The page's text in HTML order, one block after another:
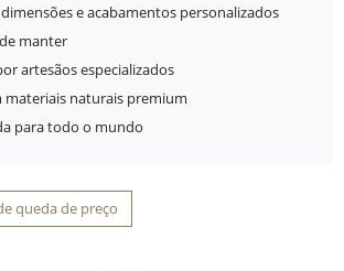
e acabamentos personalizados
manter
artesãos especializados
materiais naturais premium
para todo o mundo
queda de preço